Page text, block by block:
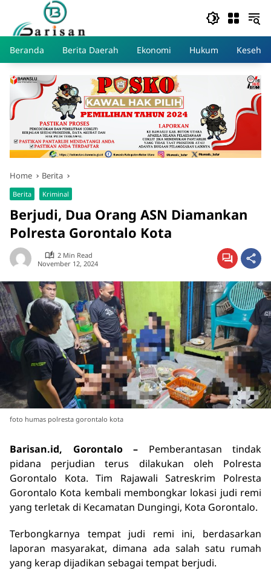
content
Beranda
Berita Daerah Ekonomi Hukum
Home Berita
Berita Kriminal
Berjudi, Dua Orang ASN Diamankan
Polresta Gorontalo Kota
2 Min Read
November 12, 2024
foto humas polresta gorontalo kota
Barisan.id, Gorontalo – Pemberantasan tindak
pidana perjudian terus dilakukan oleh Polresta
Gorontalo Kota. Tim Rajawali Satreskrim Polresta
Gorontalo Kota kembali membongkar lokasi judi remi
yang terletak di Kecamatan Dungingi, Kota Gorontalo.
Terbongkarnya tempat judi remi ini, berdasarkan
laporan masyarakat, dimana ada salah satu rumah
yang kerap dijadikan sebagai tempat berjudi.